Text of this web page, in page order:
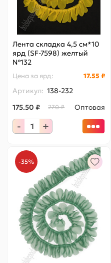
Лента складка 4,5 см*10
ярд (SF-7598) желтый
№132
Цена за ярд: 17.55 ₽
Артикул: 138-232
175.50 ₽
270 ₽ Оптовая
- +
-35%